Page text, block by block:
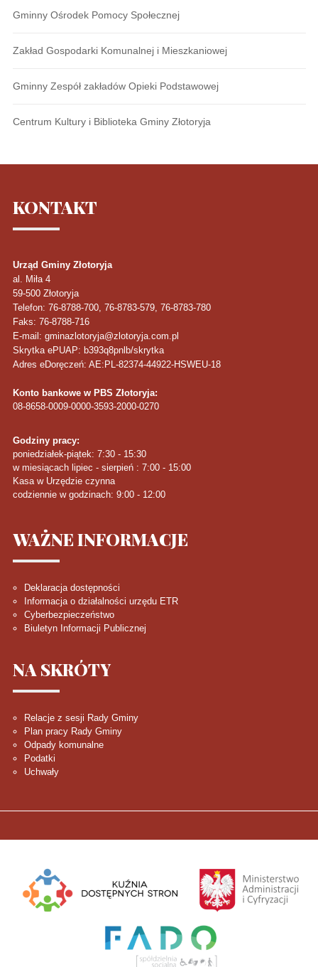
Gminny Ośrodek Pomocy Społecznej
Zakład Gospodarki Komunalnej i Mieszkaniowej
Gminny Zespół zakładów Opieki Podstawowej
Centrum Kultury i Biblioteka Gminy Złotoryja
KONTAKT
Urząd Gminy Złotoryja
al. Miła 4
59-500 Złotoryja
Telefon: 76-8788-700, 76-8783-579, 76-8783-780
Faks: 76-8788-716
E-mail: gminazlotoryja@zlotoryja.com.pl
Skrytka ePUAP: b393q8pnlb/skrytka
Adres eDoręczeń: AE:PL-82374-44922-HSWEU-18
Konto bankowe w PBS Złotoryja:
08-8658-0009-0000-3593-2000-0270
Godziny pracy:
poniedziałek-piątek: 7:30 - 15:30
w miesiącach lipiec - sierpień : 7:00 - 15:00
Kasa w Urzędzie czynna
codziennie w godzinach: 9:00 - 12:00
WAŻNEINFORMACJE
Deklaracja dostępności
Informacja o działalności urzędu ETR
Cyberbezpieczeństwo
Biuletyn Informacji Publicznej
NA SKRÓTY
Relacje z sesji Rady Gminy
Plan pracy Rady Gminy
Odpady komunalne
Podatki
Uchwały